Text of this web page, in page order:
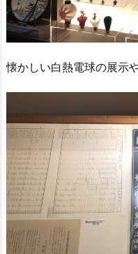
懐かしい白熱電球の展示や